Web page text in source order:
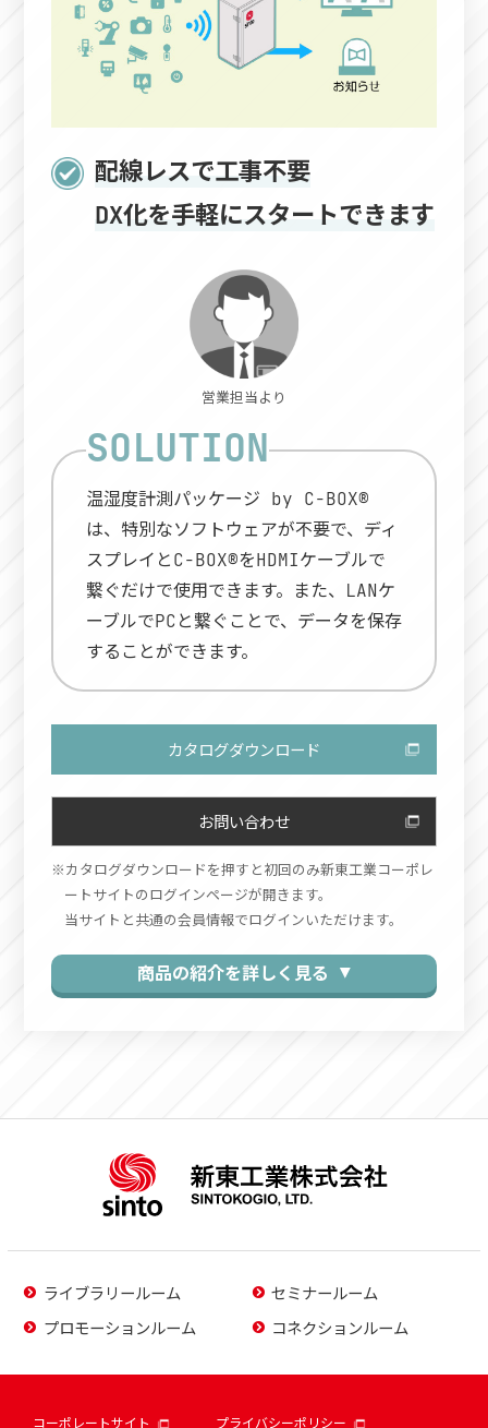
配線レスで工事不要
DX化を手軽にスタートできます
営業担当より
温湿度計測パッケージ by C-BOX®
は、特別なソフトウェアが不要で、ディ
スプレイとC-BOX®をHDMIケーブルで
繋ぐだけで使用できます。また、LANケ
ーブルでPCと繋ぐことで、データを保存
することができます。
カタログダウンロード
お問い合わせ
カタログダウンロードを押すと初回のみ新東工業コーポレ
ートサイトのログインページが開きます。
当サイトと共通の会員情報でログインいただけます。
商品の紹介を詳しく見る ▼
ライブラリールーム
セミナールーム
プロモーションルーム
コネクションルーム
コーポレートサイト プライバシーポリシー